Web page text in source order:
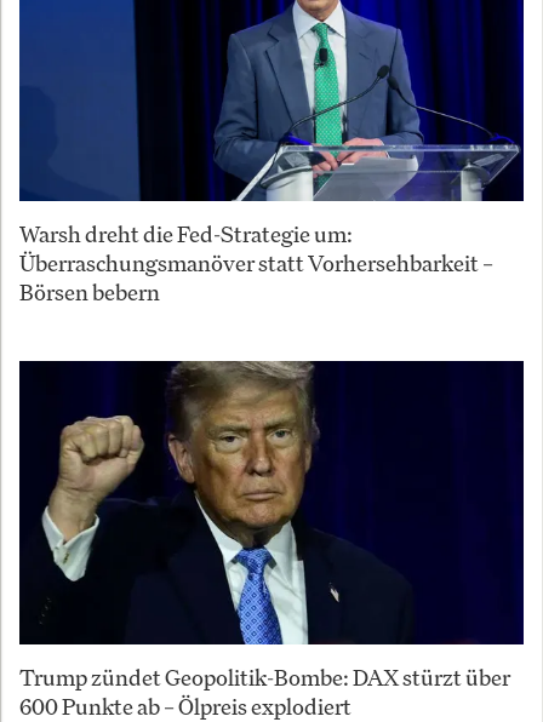
Warsh dreht die Fed-Strategie um:
Überraschungsmanöver statt Vorhersehbarkeit –
Börsen bebern
Trump zündet Geopolitik-Bombe: DAX stürzt über
600 Punkte ab – Ölpreis explodiert